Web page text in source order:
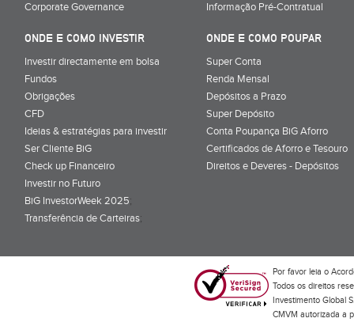
Corporate Governance
Informação Pré-Contratual
ONDE E COMO INVESTIR
Investir directamente em bolsa
Fundos
Obrigações
CFD
Ideias & estratégias para investir
Ser Cliente BiG
Check up Financeiro
Investir no Futuro
BiG InvestorWeek 2025;
Transferência de Carteiras;
ONDE E COMO POUPAR
Super Conta
Renda Mensal
Depósitos a Prazo
Super Depósito
Conta Poupança BiG Aforro
Certificados de Aforro e Tesouro
Direitos e Deveres - Depósitos
Por favor leia o
Todos os direitos
Investimento Global
CMVM autorizada a